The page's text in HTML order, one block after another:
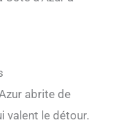
abrite de
valent le détour.